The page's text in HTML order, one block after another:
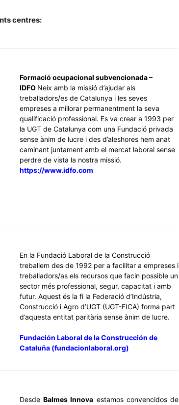
centres:
Formació ocupacional subvencionada –
IDFO Neix amb la missió d’ajudar als
treballadors/es de Catalunya i les seves
empreses a millorar permanentment la seva
qualificació professional. Es va crear a 1993 per
la UGT de Catalunya com una Fundació privada
sense ànim de lucre i des d’aleshores hem anat
caminant juntament amb el mercat laboral sense
perdre de vista la nostra missió.
https://www.idfo.com
En la Fundació Laboral de la Construcció
treballem des de 1992 per a facilitar a empreses i
treballadors/as els recursos que facin possible un
sector més professional, segur, capacitat i amb
futur. Aquest és la fi la Federació d’Indústria,
Construcció i Agro d’UGT (UGT-FICA) forma part
d’aquesta entitat paritària sense ànim de lucre.
Fundación Laboral de la Construcción de
Cataluña (fundacionlaboral.org)
DesdeBalmes Innova estamos convencidos de